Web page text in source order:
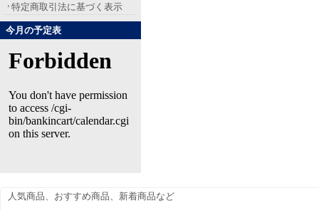
特定商取引法に基づく表示
今月の予定表